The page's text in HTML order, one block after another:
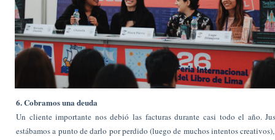
6. Cobramos una deuda
Un cliente importante nos debió las facturas durante casi todo el año.
estábamos a punto de darlo por perdido (luego de muchos intentos